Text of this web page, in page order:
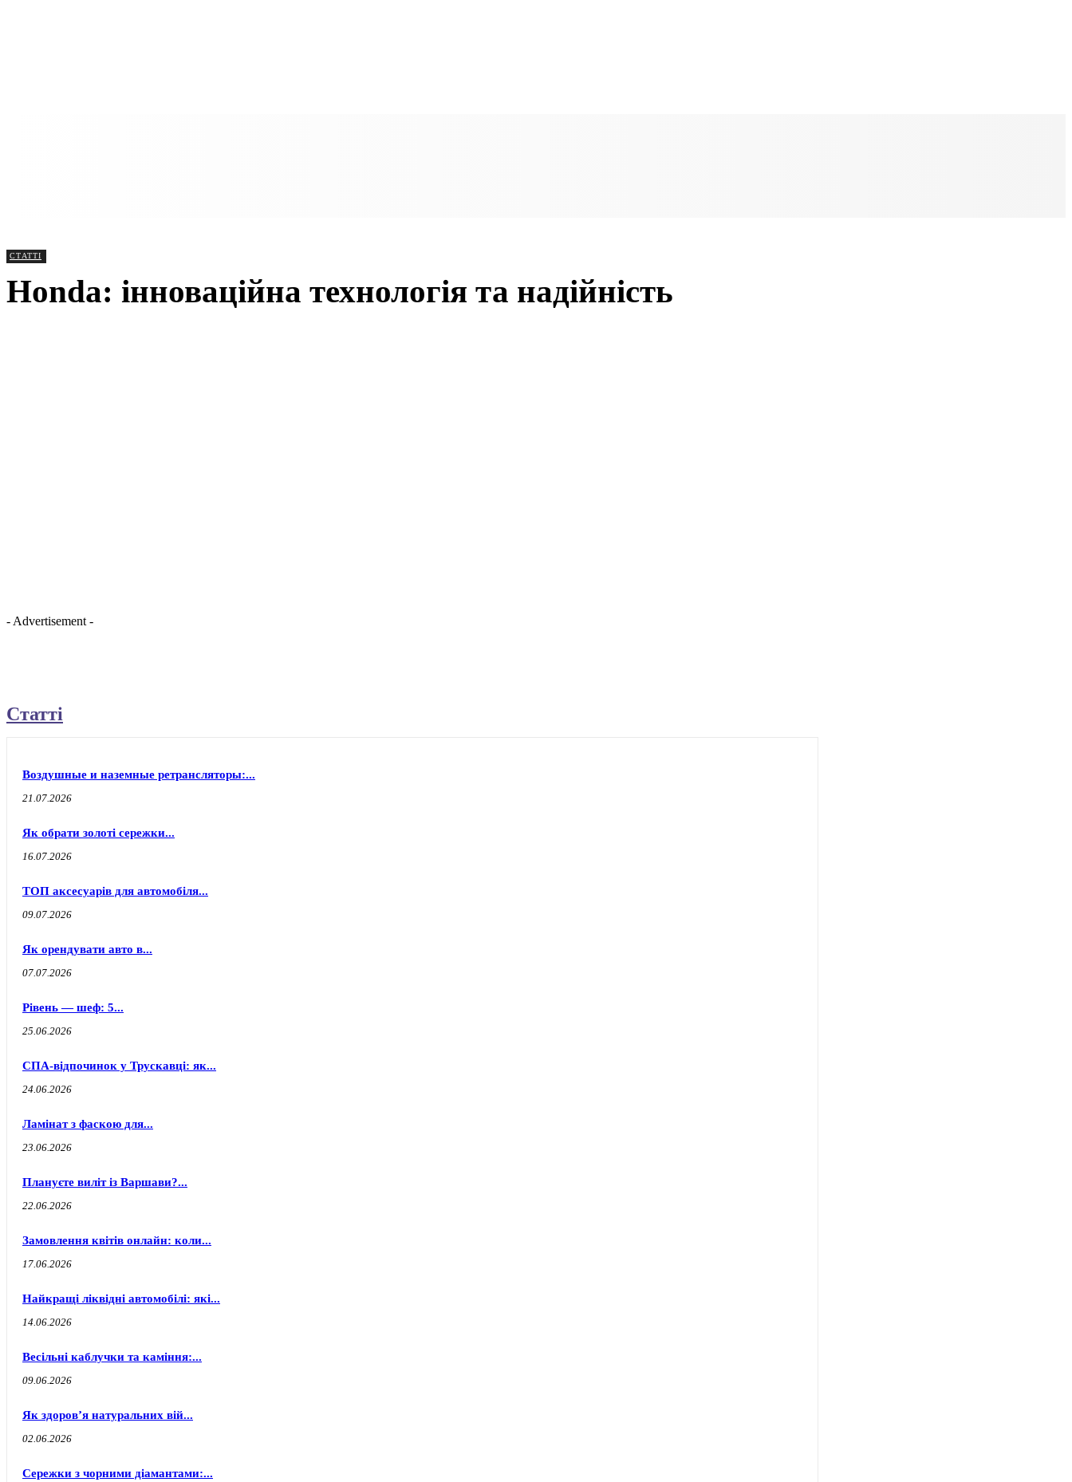
СТАТТІ
Honda: інноваційна технологія та надійність
- Advertisement -
Статті
Воздушные и наземные ретрансляторы:...
21.07.2026
Як обрати золоті сережки...
16.07.2026
ТОП аксесуарів для автомобіля...
09.07.2026
Як орендувати авто в...
07.07.2026
Рівень — шеф: 5...
25.06.2026
СПА-відпочинок у Трускавці: як...
24.06.2026
Ламінат з фаскою для...
23.06.2026
Плануєте виліт із Варшави?...
22.06.2026
Замовлення квітів онлайн: коли...
17.06.2026
Найкращі ліквідні автомобілі: які...
14.06.2026
Весільні каблучки та каміння:...
09.06.2026
Як здоров’я натуральних вій...
02.06.2026
Сережки з чорними діамантами:...